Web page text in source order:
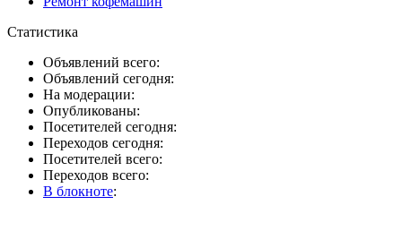
Статистика
Объявлений всего:
Объявлений сегодня:
На модерации:
Опубликованы:
Посетителей сегодня:
Переходов сегодня:
Посетителей всего:
Переходов всего:
В блокноте: